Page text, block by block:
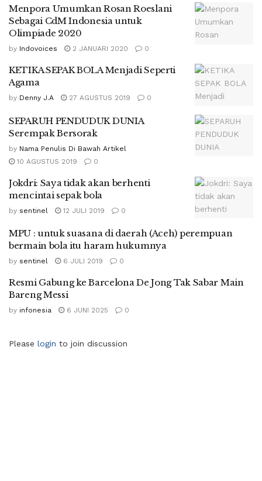
Menpora Umumkan Rosan Roeslani
Sebagai CdM Indonesia untuk
Olimpiade 2020
by Indovoices 2 JANUARI 2020 0
KETIKA SEPAK BOLA Menjadi Seperti
Agama
by Denny J.A 27 AGUSTUS 2019 0
SEPARUH PENDUDUK DUNIA
Serempak Bersorak
by Nama Penulis Di Bawah Artikel
10 AGUSTUS 2019
0
Jokdri: Saya tidak akan berhenti
mencintai sepak bola
by sentinel 12 JULI 2019 0
MPU : untuk suasana di daerah (Aceh) perempuan
bermain bola itu haram hukumnya
by sentinel 6 JULI 2019 0
Resmi Gabung ke Barcelona De Jong Tak Sabar Main
Bareng Messi
by infonesia 6 JUNI 2025 0
Please login to join discussion